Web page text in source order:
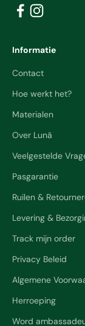
Informatie
Contact
Hoe werkt het?
Materialen
Over Lunã
Veelgestelde
Pasgarantie
Ruilen &
Levering &
Track mijn order
Privacy Beleid
Algemene
Herroeping
Word